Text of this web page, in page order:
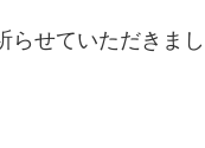
せていただきま